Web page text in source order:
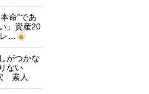
命”であ
」資産20
…
がつかな
ない
素人